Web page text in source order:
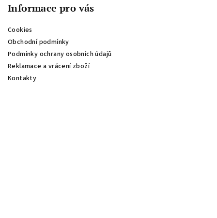
Informace pro vás
Cookies
Obchodní podmínky
Podmínky ochrany osobních údajů
Reklamace a vrácení zboží
Kontakty